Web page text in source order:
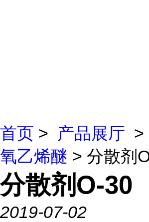
首页 > 产品展厅 >
氧乙烯醚 > 分散剂
分散剂O-30
2019-07-02